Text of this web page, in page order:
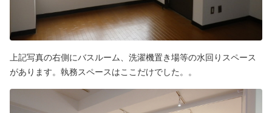
上記写真の右側にバスルーム、洗濯機置き場等の水回りスペース
があります。執務スペースはここだけでした。。